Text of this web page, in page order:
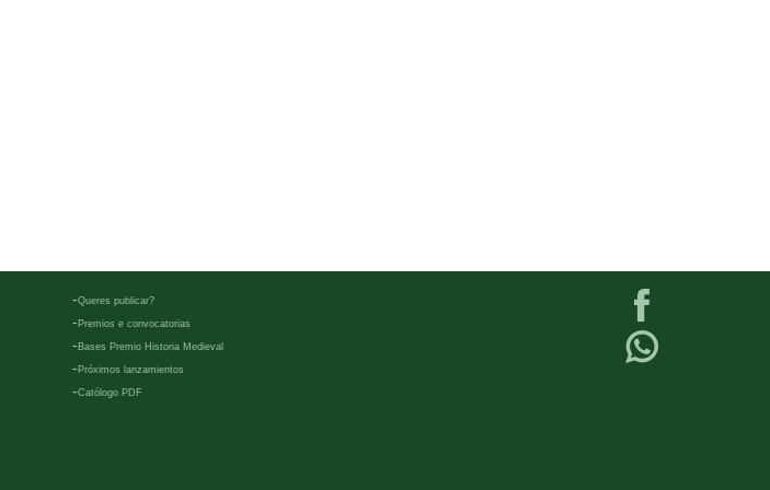
-Queres publicar?
- Premios e convocatorias
- Bases Premio Historia Medieval
- Próximos lanzamientos
-Católogo PDF